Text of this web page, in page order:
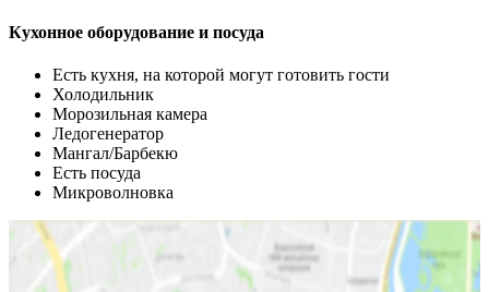
Кухонное оборудование и посуда
Есть кухня, на которой могут готовить гости
Холодильник
Морозильная камера
Ледогенератор
Мангал/Барбекю
Есть посуда
Микроволновка